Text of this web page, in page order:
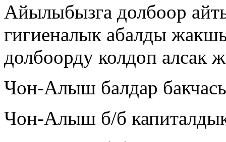
Айылыбызга долбоор
гигиеналык абалды
долбоорду колдоп алсак
Чон-Алыш балдар
Чон-Алыш б/б